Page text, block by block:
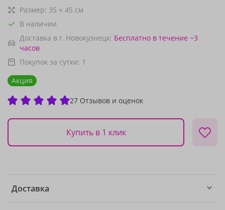
Размер: 35 × 45 см
В наличии
Доставка в г. Новокузнецк: Бесплатно в течение ~3
часов
Покупок за сутки: 1
Акция
27 Отзывов и оценок
Купить в 1 клик
Доставка